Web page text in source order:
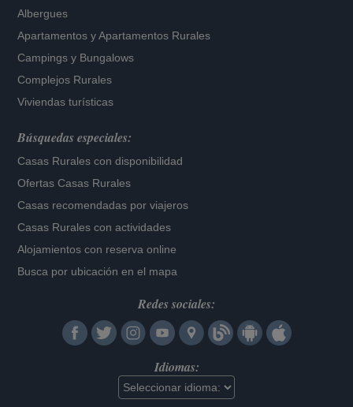
Albergues
Apartamentos yApartamentos Rurales
Campings y Bungalows
Complejos Rurales
Viviendas turísticas
Búsquedas especiales:
Casas Rurales con disponibilidad
Ofertas Casas Rurales
Casas recomendadas por viajeros
Casas Rurales con actividades
Alojamientos con reserva online
Busca por ubicación en el mapa
Redes sociales:
Idiomas: